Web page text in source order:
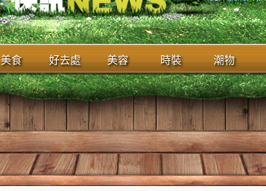
美食 好去處 美容 時裝 潮物